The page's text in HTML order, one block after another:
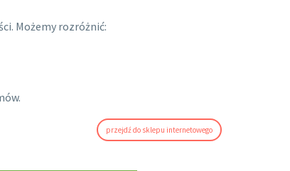
Możemy rozróżnić:
przejdź do sklepu internetowego